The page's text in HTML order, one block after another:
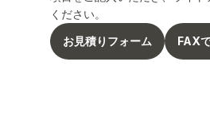
ください。
お見積りフォーム
FAX